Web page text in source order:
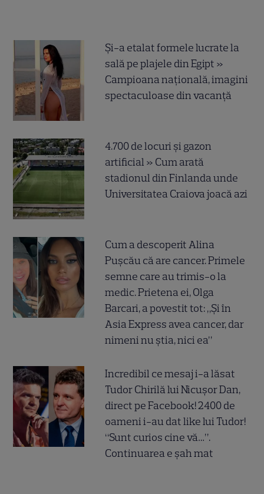
Și-a etalat formele lucrate la
sală pe plajele din Egipt »
Campioana națională, imagini
spectaculoase din vacanță
4.700 de locuri și gazon
artificial » Cum arată
stadionul din Finlanda unde
Universitatea Craiova joacă azi
Cum a descoperit Alina
Pușcău că are cancer. Primele
semne care au trimis-o la
medic. Prietena ei, Olga
Barcari, a povestit tot: „Și în
Asia Express avea cancer, dar
nimeni nu știa, nici ea”
Incredibil ce mesaj i-a lăsat
Tudor Chirilă lui Nicușor Dan,
direct pe Facebook! 2400 de
oameni i-au dat like lui Tudor!
“Sunt curios cine vă…”.
Continuarea e șah mat